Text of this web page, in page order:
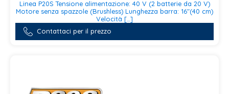
Linea P20S Tensione alimentazione: 40 V (2 batterie da 20 V)
Motore senza spazzole (Brushless) Lunghezza barra: 16"(40 cm)
Velocità […]
Contattaci per il prezzo